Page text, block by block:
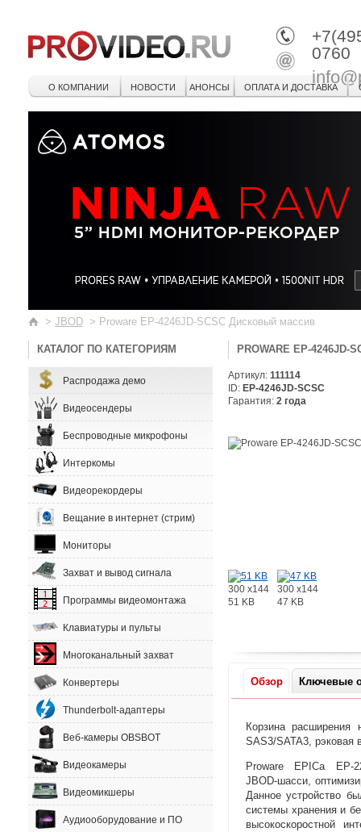
0760
О КОМПАНИИ НОВОСТИ АНОНСЫ ОПЛАТА И ДОСТАВКА
> JBOD > Proware EP-4246JD-SCSC Дисковый массив
КАТАЛОГ ПО КАТЕГОРИЯМ
Распродажа демо
Видеосендеры
Беспроводные микрофоны
Интеркомы
Видеорекордеры
Вещание в интернет (стрим)
Мониторы
Захват и вывод сигнала
Программы видеомонтажа
Клавиатуры и пульты
Многоканальный захват
Конвертеры
Thunderbolt-адаптеры
Веб-камеры OBSBOT
Видеокамеры
Видеомикшеры
Аудиооборудование и ПО
PROWARE EP-
Артикул: 111114
ID: EP-4246JD-SCSC
Гарантия: 2 года
300 x144
51 KB
300 x144
47 KB
Обзор Ключевые
Корзина
SAS3/SATA3, рэковая
Proware EPICa EP-
JBOD-шасси,
Данное устройство
системы хранения и
высокоскоростной